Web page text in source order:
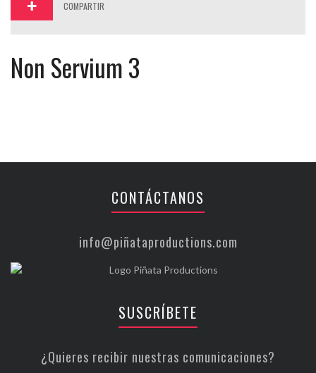
COMPARTIR
Non Servium 3
CONTÁCTANOS
info@piñataproductions.com
SUSCRÍBETE
¿Quieres recibir nuestras comunicaciones?